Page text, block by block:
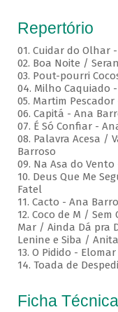
Repertório
01. Cuidar do Olhar
02. Boa Noite /
03. Pout-pourri
04. Milho Caquiado
05. Martim
06. Capitá - Ana
07. É Só Confiar -
08. Palavra Acesa /
Barroso
09. Na Asa do Vento
10. Deus Que Me
Fatel
11. Cacto - Ana
12. Coco de M /
Mar / Ainda Dá pra
Lenine e Siba /
13. O Pidido - Elomar
14. Toada de
Ficha Técnica